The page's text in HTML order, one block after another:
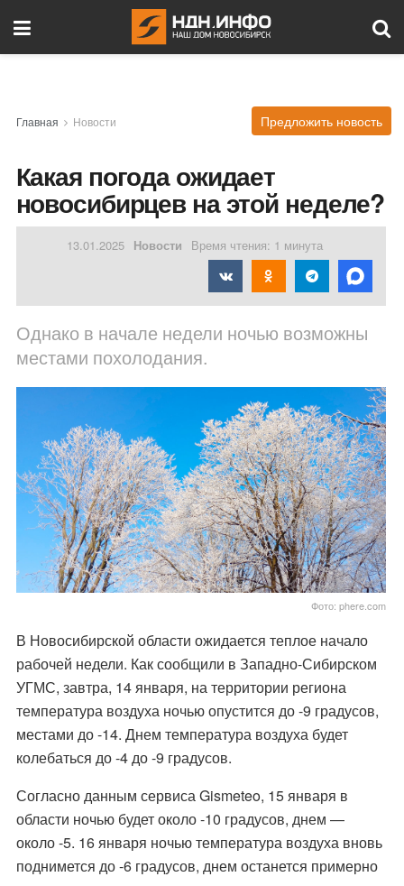
Главная Новости Предложить новость
Какая погода ожидает
новосибирцев на этой неделе?
13.01.2025 Новости Время чтения: 1 минута
Однако в начале недели ночью возможны
местами похолодания.
Фото: phere.com
В Новосибирской области ожидается теплое начало
рабочей недели. Как сообщили в Западно-Сибирском
УГМС, завтра, 14 января, на территории региона
температура воздуха ночью опустится до -9 градусов,
местами до -14. Днем температура воздуха будет
колебаться до -4 до -9 градусов.
Согласно данным сервиса Gismeteo, 15 января в
области ночью будет около -10 градусов, днем —
около -5. 16 января ночью температура воздуха вновь
поднимется до -6 градусов, днем останется примерно